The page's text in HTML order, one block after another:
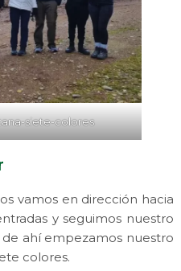
siete-colores
vamos en dirección hacia
y seguimos nuestro
ahí empezamos nuestro
colores.